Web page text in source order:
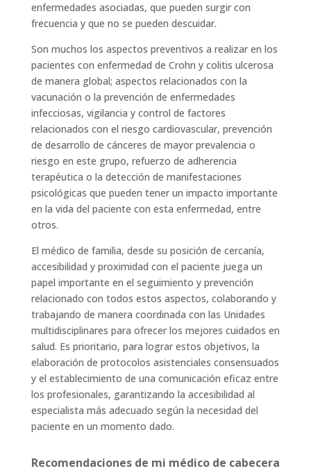
enfermedades asociadas, que pueden surgir con
frecuencia y que no se pueden descuidar.
Son muchos los aspectos preventivos a realizar en los
pacientes con enfermedad de Crohn y colitis ulcerosa
de manera global; aspectos relacionados con la
vacunación o la prevención de enfermedades
infecciosas, vigilancia y control de factores
relacionados con el riesgo cardiovascular, prevención
de desarrollo de cánceres de mayor prevalencia o
riesgo en este grupo, refuerzo de adherencia
terapéutica o la detección de manifestaciones
psicológicas que pueden tener un impacto importante
en la vida del paciente con esta enfermedad, entre
otros.
El médico de familia, desde su posición de cercanía,
accesibilidad y proximidad con el paciente juega un
papel importante en el seguimiento y prevención
relacionado con todos estos aspectos, colaborando y
trabajando de manera coordinada con las Unidades
multidisciplinares para ofrecer los mejores cuidados en
salud. Es prioritario, para lograr estos objetivos, la
elaboración de protocolos asistenciales consensuados
y el establecimiento de una comunicación eficaz entre
los profesionales, garantizando la accesibilidad al
especialista más adecuado según la necesidad del
paciente en un momento dado.
Recomendaciones de mi médico de cabecera